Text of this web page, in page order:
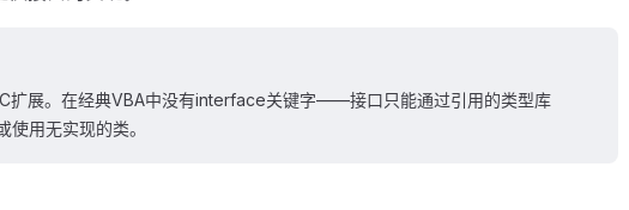
扩展。在经典VBA中没有interface关键字——接口只能通过引用的类型库
使用无实现的类。